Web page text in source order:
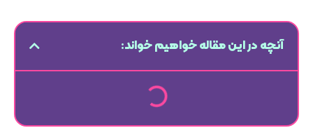
آنچه در این مقاله خواهیم خواند: